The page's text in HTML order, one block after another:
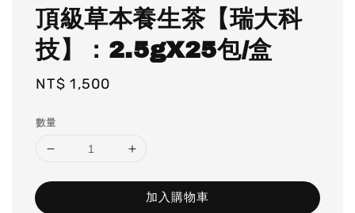
頂級草本養生茶【瑞大科
技】：2.5gX25包/盒
Regular
NT$ 1,500
數量
加入購物車